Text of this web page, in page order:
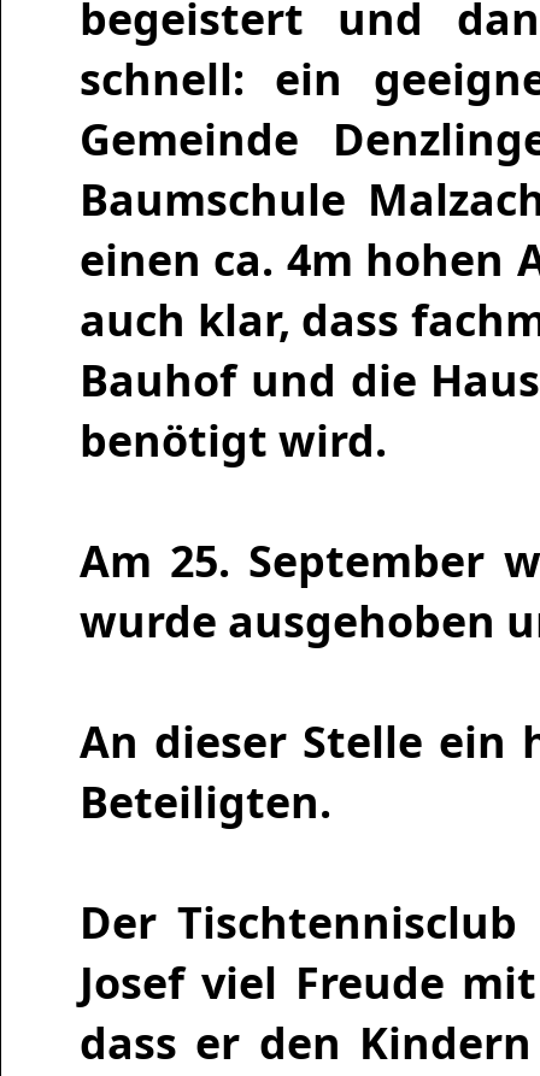
begeistert und
schnell: ein
Gemeinde
Baumschule
einen ca. 4m hohen
auch klar, dass
Bauhof und die
benötigt wird.
Am 25. September
wurde ausgehoben
An dieser Stelle ein
Beteiligten.
Der
Josef viel Freude
dass er den